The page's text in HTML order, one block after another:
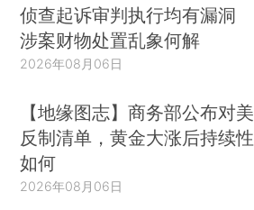
侦查起诉审判执行均有漏洞
涉案财物处置乱象何解
2026年08月06日
【地缘图志】商务部公布对美
反制清单，黄金大涨后持续性
如何
2026年08月06日